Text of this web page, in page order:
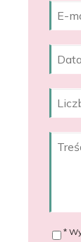
*